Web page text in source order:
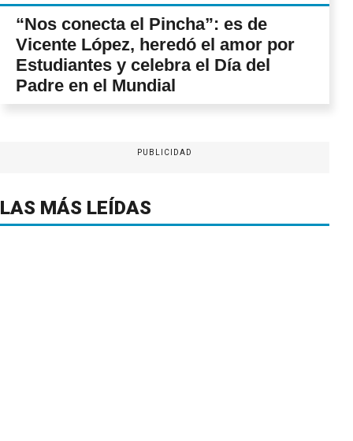
“Nos conecta el Pincha”: es de
Vicente López, heredó el amor por
Estudiantes y celebra el Día del
Padre en el Mundial
PUBLICIDAD
LAS MÁS LEÍDAS